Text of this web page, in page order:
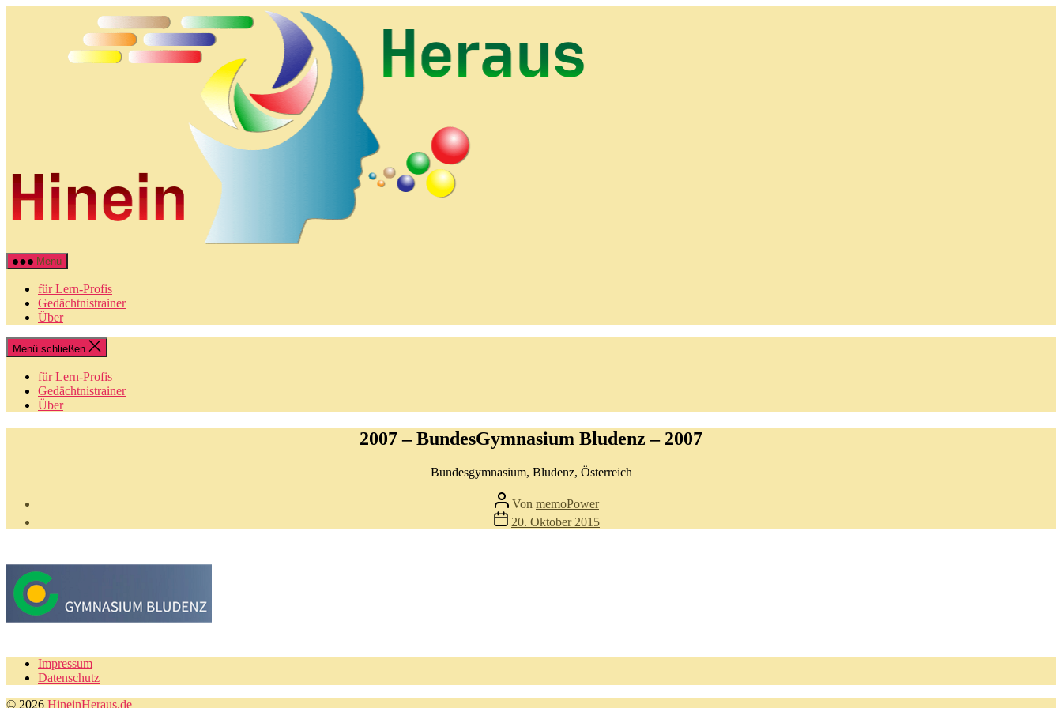
Menü
für Lern-Profis
Gedächtnistrainer
Über
Menü schließen
für Lern-Profis
Gedächtnistrainer
Über
2007 – BundesGymnasium Bludenz – 2007
Bundesgymnasium, Bludenz, Österreich
Beitragsautor
Von memoPower
Beitragsdatum
20. Oktober 2015
Impressum
Datenschutz
© 2026 HineinHeraus.de